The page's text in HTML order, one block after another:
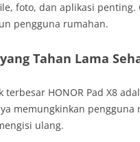
foto, dan aplikasi
pengguna rumahan.
Tahan Lama
terbesar HONOR Pad X8
memungkinkan
ulang.